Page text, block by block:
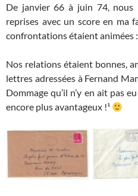
De janvier 66 à juin 74, nous
reprises avec un score en ma
confrontations étaient animées
Nos relations étaient bonnes,
lettres adressées à Fernand
Dommage qu’il n’y en ait pas
encore plus avantageux !¹